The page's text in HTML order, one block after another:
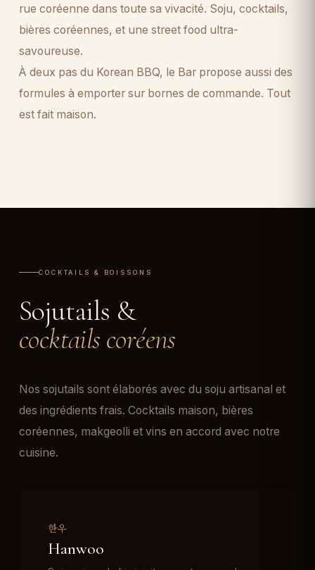
rue coréenne dans toute sa vivacité. Soju, cocktails,
bières coréennes, et une street food ultra-
savoureuse.
À deux pas du Korean BBQ, le Bar propose aussi des
formules à emporter sur bornes de commande. Tout
est fait maison.
COCKTAILS & BOISSONS
Sojutails &
cocktails coréens
Nos sojutails sont élaborés avec du soju artisanal et
des ingrédients frais. Cocktails maison, bières
coréennes, makgeolli et vins en accord avec notre
cuisine.
한우
Hanwoo